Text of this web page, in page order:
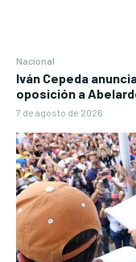
Nacional
Iván Cepeda
oposición a
7 de agosto de 2026